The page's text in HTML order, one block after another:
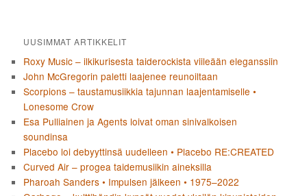
UUSIMMAT ARTIKKELIT
Roxy Music – ilkikurisesta taiderockista viileään eleganssiin
John McGregorin paletti laajenee reunoiltaan
Scorpions – taustamusiikkia tajunnan laajentamiselle •
Lonesome Crow
Esa Pulliainen ja Agents loivat oman sinivalkoisen
soundinsa
Placebo loi debyyttinsä uudelleen • Placebo RE:CREATED
Curved Air – progea taidemusiikin aineksilla
Pharoah Sanders • Impulsen jälkeen • 1975–2022